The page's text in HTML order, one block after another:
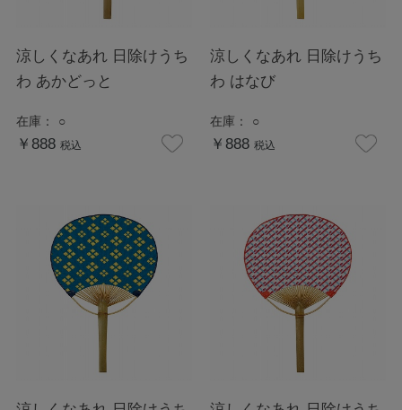
涼しくなあれ 日除けうち
わ あかどっと
在庫： ○
￥888 税込
涼しくなあれ 日除けうち
わ はなび
在庫： ○
￥888 税込